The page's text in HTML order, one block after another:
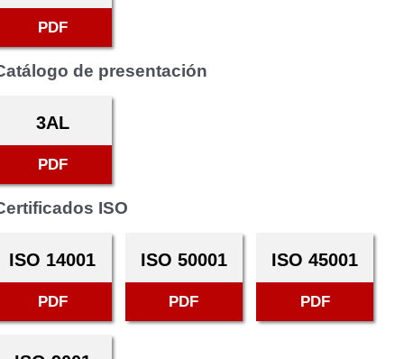
PDF
de presentación
3AL
PDF
ISO
ISO 14001
PDF
ISO 50001
PDF
ISO 45001
PDF